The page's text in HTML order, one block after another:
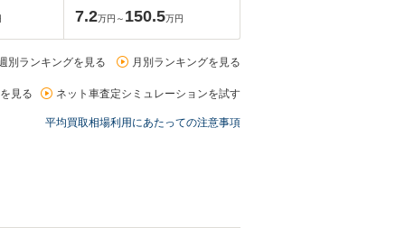
7.2万円～ 150.5万円
別ランキングを見る 月別ランキングを見る
見る ネット車査定シミュレーションを試す
平均買取相場利用にあたっての注意事項